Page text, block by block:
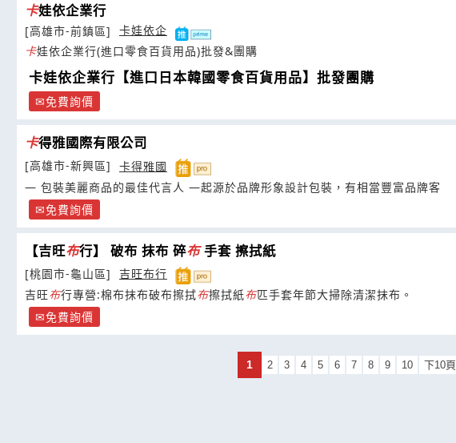
卡娃依企業行
[高雄市-前鎮區]
卡娃依企
卡娃依企業行(進口零食百貨用品)批發&團購
卡娃依企業行【進口日本韓國零食百貨用品】批發團購
免費詢價
卡得雅國際有限公司
[高雄市-新興區]
卡得雅國
― 包裝美麗商品的最佳代言人 ―起源於品牌形象設計包裝，有相當豐富品牌客
免費詢價
【吉旺布行】 破布 抹布 碎布手套 擦拭紙
[桃園市-龜山區]
吉旺布行
吉旺布行專營:棉布抹布破布擦拭布擦拭紙布匹手套年節大掃除清潔抹布。
免費詢價
1 2 3 4 5 6 7 8 9 10 下10頁